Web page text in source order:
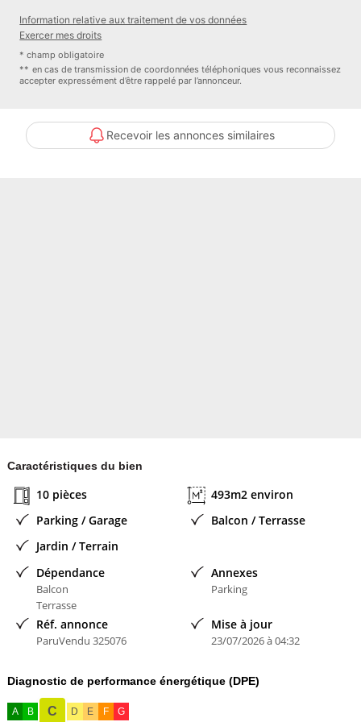
Un produit rare sur le marché, idéal pour un investisseur
recherchant un actif sécurisé avec potentiel de valorisation.
COMPOSITION DE LA RÉSIDENCE
La résidence comprend 10 appartements répartis sur trois étages,
avec des typologies recherchées sur le marché locatif.
• 2 appartements 3 pièces duplex avec terrasse
Chaque logement bénéficie d'un extérieur (balcon, terrasse ou
jardin), un véritable atout pour la location et la valorisation
patrimoniale.
RÉSIDENCE ENTRETENUE
La résidence dispose également de :
• Parkings
• Local poubelles
Information relative aux traitement de vos données
Exercer mes droits
* champ obligatoire
** en cas de transmission de coordonnées téléphoniques vous reconnaissez
accepter expressément d’être rappelé par l’annonceur.
Recevoir les annonces similaires
Caractéristiques du bien
10 pièces
493m2 environ
Parking / Garage
Balcon / Terrasse
Jardin / Terrain
Dépendance
Balcon
Terrasse
Annexes
Parking
Réf. annonce
ParuVendu 325076
Mise à jour
23/07/2026 à 04:32
Diagnostic de performance énergétique (DPE)
A B C D E F G